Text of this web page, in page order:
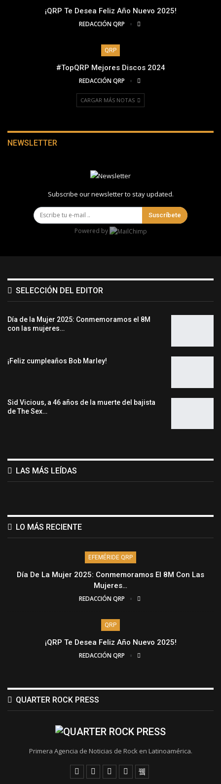
¡QRP Te Desea Feliz Año Nuevo 2025!
REDACCIÓN QRP
QRP
#TopQRP Mejores Discos 2024
REDACCIÓN QRP
CARGAR MÁS NOTAS
NEWSLETTER
Subscribe our newsletter to stay updated.
Suscríbete
Powered by
SELECCIÓN DEL EDITOR
Día de la Mujer 2025: Conmemoramos el 8M
con las mujeres…
¡Feliz cumpleaños Bob Marley!
Sid Vicious, a 46 años de la muerte del bajista
de The Sex…
LAS MÁS LEÍDAS
LO MÁS RECIENTE
EFEMÉRIDE QRP
Día De La Mujer 2025: Conmemoramos El 8M Con Las
Mujeres…
REDACCIÓN QRP
QRP
¡QRP Te Desea Feliz Año Nuevo 2025!
REDACCIÓN QRP
QUARTER ROCK PRESS
Primera Agencia de Noticias de Rock en Latinoamérica.